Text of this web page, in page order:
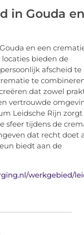
in Gouda en
en een
locaties bieden de
afscheid te
te
dat zowel
vertrouwde
Leidsche Rijn zorgt
sfeer tijdens de
dat recht doet
biedt aan de
werkgebied/